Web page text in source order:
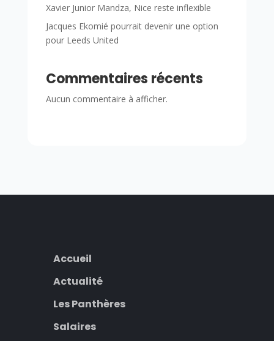
Xavier Junior Mandza, Nice reste inflexible
Jacques Ekomié pourrait devenir une option
pour Leeds United
Commentaires récents
Aucun commentaire à afficher.
Accueil
Actualité
Les Panthères
Salaires